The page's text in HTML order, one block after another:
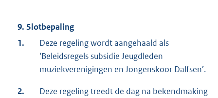
9. Slotbepaling
1.
Deze regeling wordt aangehaald als
‘Beleidsregels subsidie Jeugdleden
muziekverenigingen en Jongenskoor Dalfsen’.
2.
Deze regeling treedt de dag na bekendmaking